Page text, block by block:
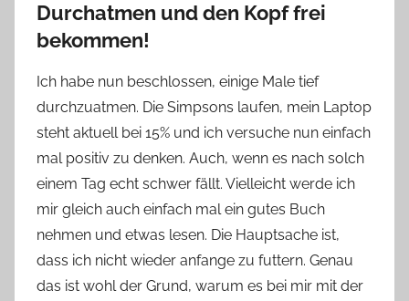
Durchatmen und den Kopf frei
bekommen!
Ich habe nun beschlossen, einige Male tief
durchzuatmen. Die Simpsons laufen, mein Laptop
steht aktuell bei 15% und ich versuche nun einfach
mal positiv zu denken. Auch, wenn es nach solch
einem Tag echt schwer fällt. Vielleicht werde ich
mir gleich auch einfach mal ein gutes Buch
nehmen und etwas lesen. Die Hauptsache ist,
dass ich nicht wieder anfange zu futtern. Genau
das ist wohl der Grund, warum es bei mir mit der